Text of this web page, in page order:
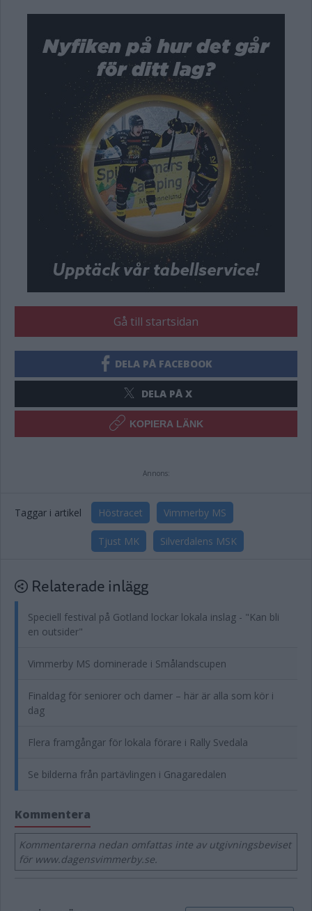
Gå till startsidan
DELA PÅ FACEBOOK
DELA PÅ X
KOPIERA LÄNK
Annons:
Taggar i artikel Höstracet Vimmerby MS
Tjust MK Silverdalens MSK
Relaterade inlägg
Speciell festival på Gotland lockar lokala inslag - "Kan bli
en outsider"
Vimmerby MS dominerade i Smålandscupen
Finaldag för seniorer och damer – här är alla som kör i
dag
Flera framgångar för lokala förare i Rally Svedala
Se bilderna från partävlingen i Gnagaredalen
Kommentera
Kommentarerna nedan omfattas inte av utgivningsbeviset
för www.dagensvimmerby.se.